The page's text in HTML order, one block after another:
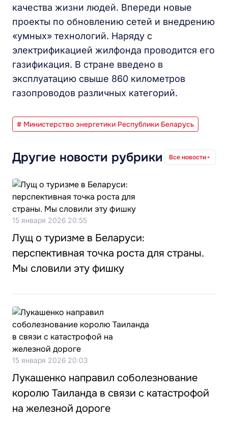
качества жизни людей. Впереди новые
проекты по обновлению сетей и внедрению
«умных» технологий. Наряду с
электрификацией жилфонда проводится его
газификация. В стране введено в
эксплуатацию свыше 860 километров
газопроводов различных категорий.
# Министерство энергетики Республики Беларусь
Другие новости рубрики Все новости
15 января 2026 20:55
Лущ о туризме в Беларуси:
перспективная точка роста для страны.
Мы словили эту фишку
15 января 2026 20:03
Лукашенко направил соболезнование
королю Таиланда в связи с катастрофой
на железной дороге